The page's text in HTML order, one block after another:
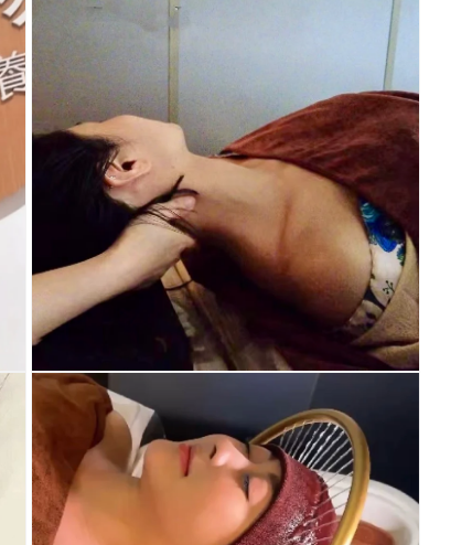
Open
media
modal